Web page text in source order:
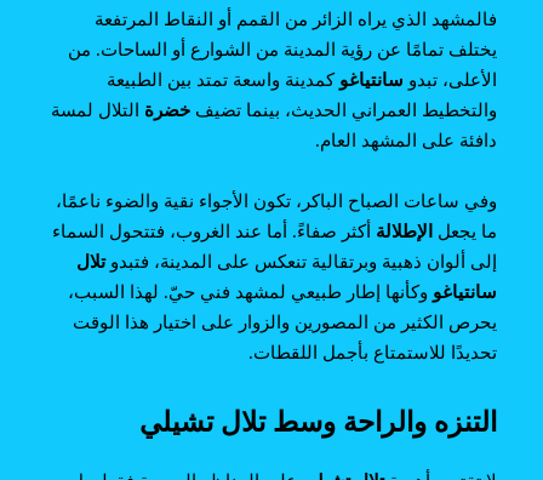
فالمشهد الذي يراه الزائر من القمم أو النقاط المرتفعة
يختلف تمامًا عن رؤية المدينة من الشوارع أو الساحات. من
الأعلى، تبدو سانتياغو كمدينة واسعة تمتد بين الطبيعة
والتخطيط العمراني الحديث، بينما تضيف خضرة التلال لمسة
دافئة على المشهد العام.
وفي ساعات الصباح الباكر، تكون الأجواء نقية والضوء ناعمًا،
ما يجعل
الإطلالة أكثر صفاءً. أما عند الغروب، فتتحول السماء
إلى ألوان ذهبية وبرتقالية تنعكس على المدينة، فتبدوتلال
سانتياغو وكأنها إطار طبيعي لمشهد فني حيّ. لهذا السبب،
يحرص الكثير من المصورين والزوار على اختيار هذا الوقت
تحديدًا للاستمتاع بأجمل اللقطات.
التنزه والراحة وسط تلال تشيلي